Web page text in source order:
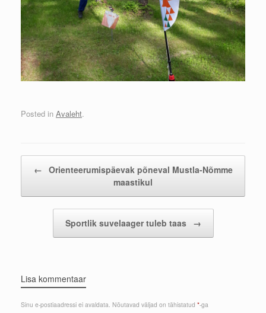
Posted in Avaleht.
← Orienteerumispäevak põneval Mustla-Nõmme
maastikul
Sportlik suvelaager tuleb taas →
Lisa kommentaar
Sinu e-postiaadressi ei avaldata. Nõutavad väljad on tähistatud *-ga